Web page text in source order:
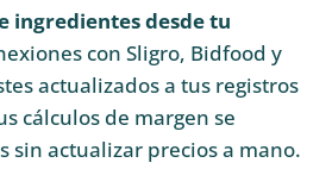
ingredientes desde tu
con Sligro, Bidfood y
actualizados a tus registros
cálculos de margen se
sin actualizar precios a mano.